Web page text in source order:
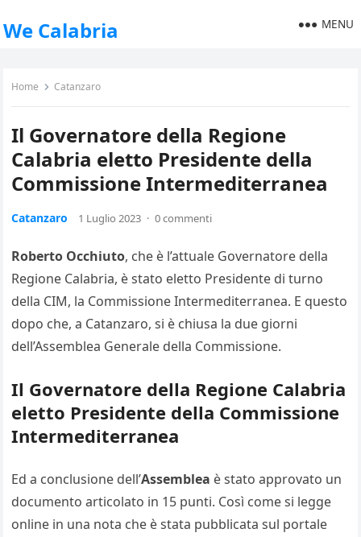
We Calabria MENU
Home Catanzaro
Il Governatore della Regione
Calabria eletto Presidente della
Commissione Intermediterranea
Catanzaro 1 Luglio 2023 · 0 commenti
Roberto Occhiuto, che è l’attuale Governatore della
Regione Calabria, è stato eletto Presidente di turno
della CIM, la Commissione Intermediterranea. E questo
dopo che, a Catanzaro, si è chiusa la due giorni
dell’Assemblea Generale della Commissione.
Il Governatore della Regione Calabria
eletto Presidente della Commissione
Intermediterranea
Ed a conclusione dell’Assemblea è stato approvato un
documento articolato in 15 punti. Così come si legge
online in una nota che è stata pubblicata sul portale